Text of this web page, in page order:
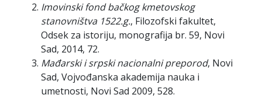
Imovinski fond bačkog kmetovskog
stanovništva 1522.g., Filozofski fakultet,
Odsek za istoriju, monografija br. 59, Novi
Sad, 2014, 72.
Mađarski i srpski nacionalni preporod, Novi
Sad, Vojvođanska akademija nauka i
umetnosti, Novi Sad 2009, 528.